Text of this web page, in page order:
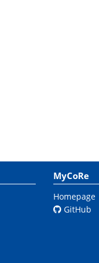
MyCoRe
Homepage
GitHub